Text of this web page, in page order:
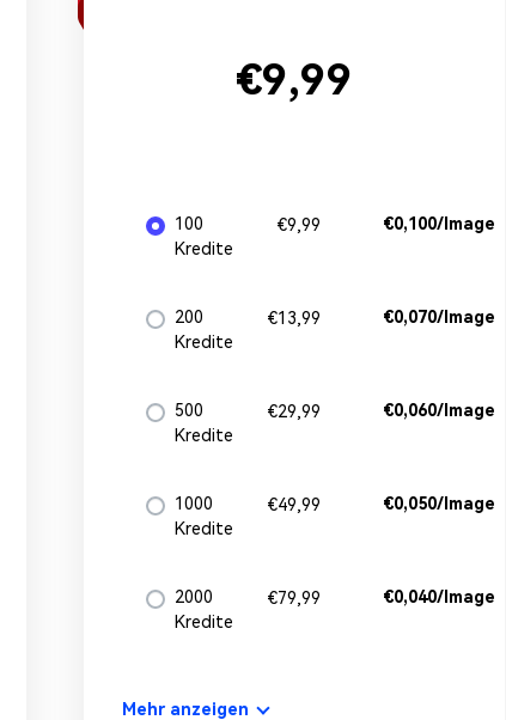
€9,99
100
Kredite
€9,99 €0,100/Image
200
Kredite
€13,99 €0,070/Image
500
Kredite
€29,99 €0,060/Image
1000
Kredite
€49,99 €0,050/Image
2000
Kredite
€79,99 €0,040/Image
Mehr anzeigen